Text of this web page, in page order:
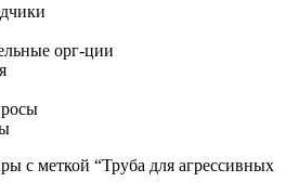
орг-ции
с меткой “Труба для агрессивных